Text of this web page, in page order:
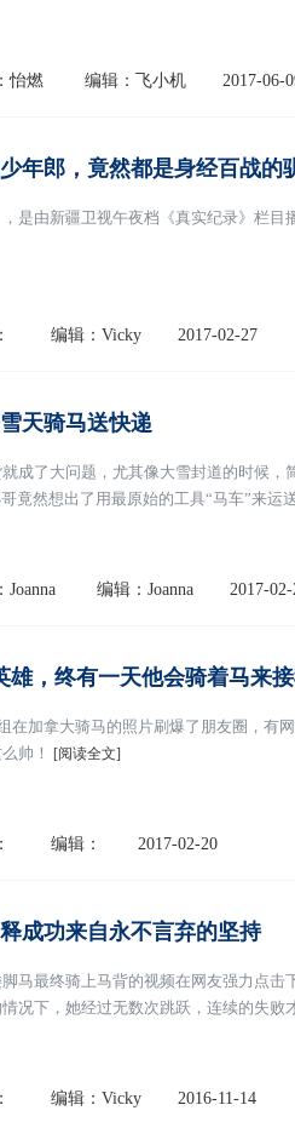
怡燃 编辑：飞小机 2017-06-
年郎，竟然都是身经百战的
是由新疆卫视午夜档《真实纪录》栏目
编辑：Vicky 2017-02-27
天骑马送快递
成了大问题，尤其像大雪封道的时候
竟然想出了用最原始的工具“马车”来运
Joanna 编辑：Joanna 2017-
雄，终有一天他会骑着马来
在加拿大骑马的照片刷爆了朋友圈，有
帅！
[阅读全文]
编辑： 2017-02-20
成功来自永不言弃的坚持
马最终骑上马背的视频在网友强力点
况下，她经过无数次跳跃，连续的失败
编辑：Vicky 2016-11-14